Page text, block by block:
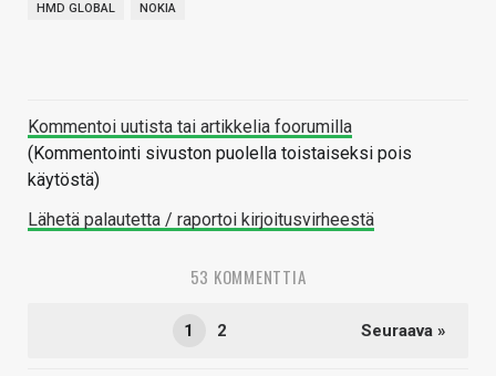
HMD GLOBAL NOKIA
Kommentoi uutista tai artikkelia foorumilla
(Kommentointi sivuston puolella toistaiseksi pois
käytöstä)
Lähetä palautetta / raportoi kirjoitusvirheestä
53 KOMMENTTIA
1 2 Seuraava »